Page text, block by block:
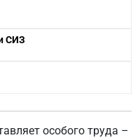
СИЗ
особого труда –